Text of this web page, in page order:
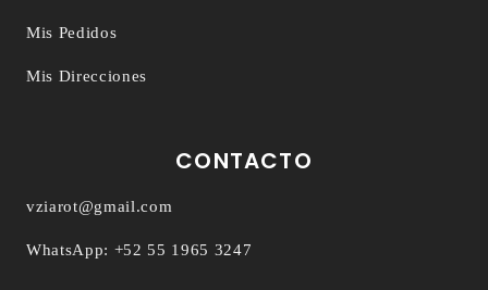
Mis Pedidos
Mis Direcciones
CONTACTO
vziarot@gmail.com
WhatsApp: +52 55 1965 3247